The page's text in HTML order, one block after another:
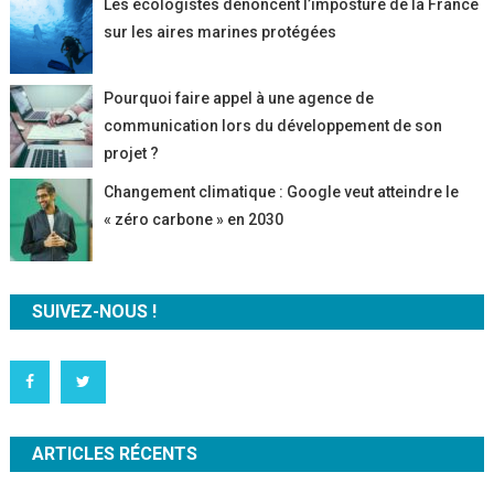
Les écologistes dénoncent l’imposture de la France
sur les aires marines protégées
Pourquoi faire appel à une agence de
communication lors du développement de son
projet ?
Changement climatique : Google veut atteindre le
« zéro carbone » en 2030
SUIVEZ-NOUS !
ARTICLES RÉCENTS